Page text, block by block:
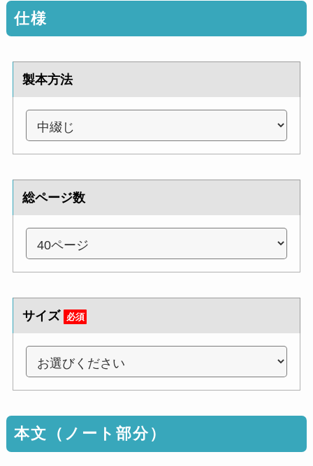
仕様
製本方法
総ページ数
サイズ 必須
本文（ノート部分）